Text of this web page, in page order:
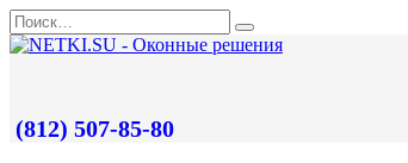
(812) 507-85-80